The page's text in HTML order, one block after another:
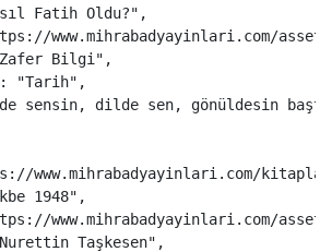
Fatih Oldu?" ,
www.mihrabadyayinlari.com/
Zafer Bilgi " ,
: "Tarih" ,
sensin, dilde sen, gönüldesin
www.mihrabadyayinlari.com/
1948" ,
www.mihrabadyayinlari.com/
Nurettin Taşkesen" ,